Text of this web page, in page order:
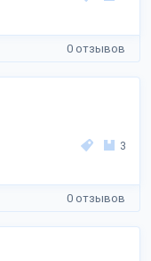
0 отзывов
3
0 отзывов